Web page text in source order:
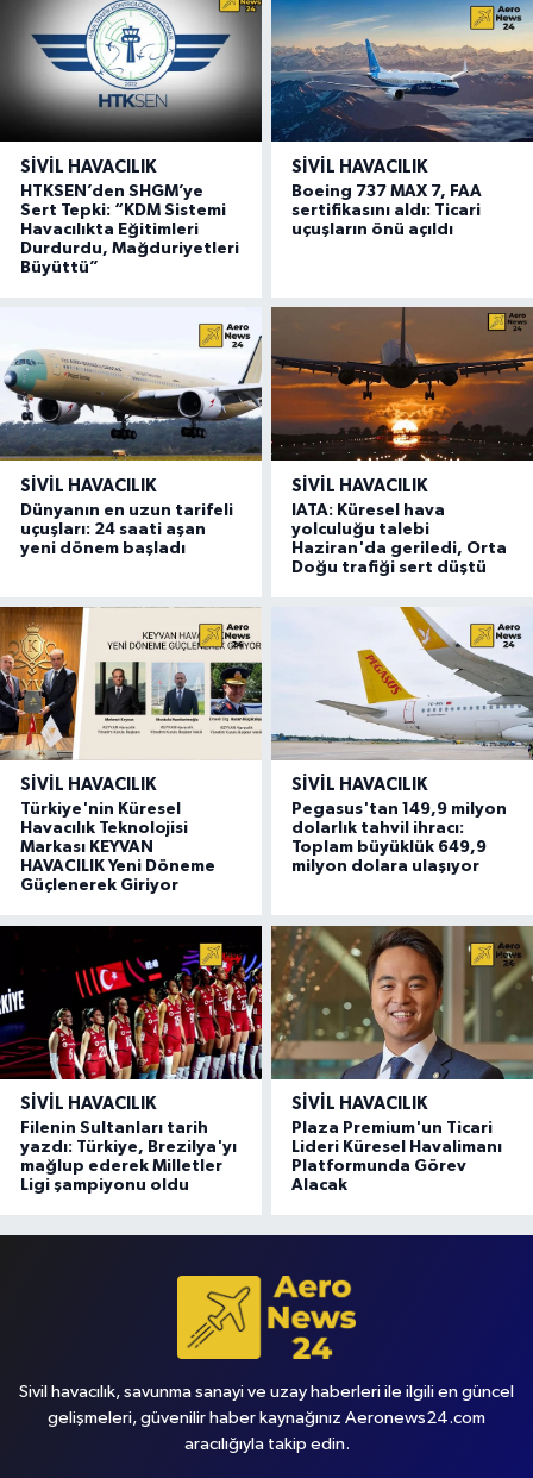
SIVIL HAVACILIK
HTKSEN’den SHGM’ye
Sert Tepki: “KDM Sistemi
Havacılıkta Eğitimleri
Durdurdu, Mağduriyetleri
Büyüttü”
SIVIL HAVACILIK
Boeing 737 MAX 7, FAA
sertifikasını aldı: Ticari
uçuşların önü açıldı
SIVIL HAVACILIK
Dünyanın en uzun tarifeli
uçuşları: 24 saati aşan
yeni dönem başladı
SIVIL HAVACILIK
IATA: Küresel hava
yolculuğu talebi
Haziran'da geriledi, Orta
Doğu trafiği sert düştü
SIVIL HAVACILIK
Türkiye'nin Küresel
Havacılık Teknolojisi
Markası KEYVAN
HAVACILIK Yeni Döneme
Güçlenerek Giriyor
SIVIL HAVACILIK
Pegasus'tan 149,9 milyon
dolarlık tahvil ihracı:
Toplam büyüklük 649,9
milyon dolara ulaşıyor
SIVIL HAVACILIK
Filenin Sultanları tarih
yazdı: Türkiye, Brezilya'yı
mağlup ederek Milletler
Ligi şampiyonu oldu
SIVIL HAVACILIK
Plaza Premium'un Ticari
Lideri Küresel Havalimanı
Platformunda Görev
Alacak
Sivil havacılık, savunma sanayi ve uzay haberleri ile ilgili en güncel
gelişmeleri, güvenilir haber kaynağınız Aeronews24.com
aracılığıyla takip edin.